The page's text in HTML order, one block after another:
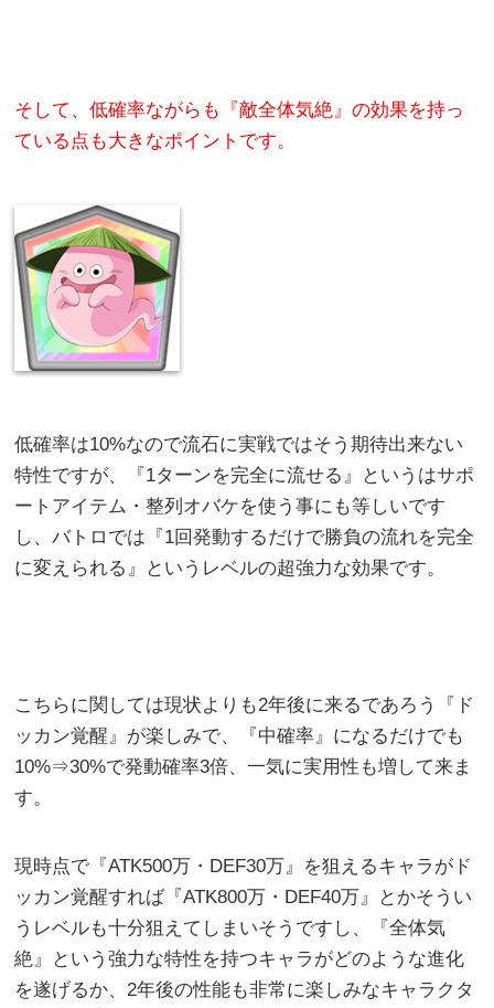
そして、低確率ながらも『敵全体気絶』の効果を持っ
ている点も大きなポイントです。
低確率は10%なので流石に実戦ではそう期待出来ない
特性ですが、『1ターンを完全に流せる』というはサポ
ートアイテム・整列オバケを使う事にも等しいです
し、バトロでは『1回発動するだけで勝負の流れを完全
に変えられる』というレベルの超強力な効果です。
こちらに関しては現状よりも2年後に来るであろう『ド
ッカン覚醒』が楽しみで、『中確率』になるだけでも
10%⇒30%で発動確率3倍、一気に実用性も増して来ま
す。
現時点で『ATK500万・DEF30万』を狙えるキャラがド
ッカン覚醒すれば『ATK800万・DEF40万』とかそうい
うレベルも十分狙えてしまいそうですし、『全体気
絶』という強力な特性を持つキャラがどのような進化
を遂げるか、2年後の性能も非常に楽しみなキャラクタ